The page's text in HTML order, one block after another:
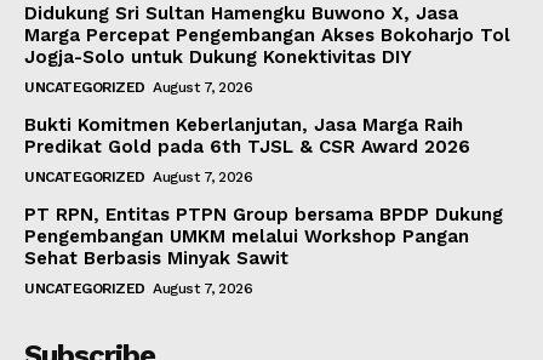
Didukung Sri Sultan Hamengku Buwono X, Jasa
Marga Percepat Pengembangan Akses Bokoharjo Tol
Jogja-Solo untuk Dukung Konektivitas DIY
UNCATEGORIZED August 7, 2026
Bukti Komitmen Keberlanjutan, Jasa Marga Raih
Predikat Gold pada 6th TJSL & CSR Award 2026
UNCATEGORIZED August 7, 2026
PT RPN, Entitas PTPN Group bersama BPDP Dukung
Pengembangan UMKM melalui Workshop Pangan
Sehat Berbasis Minyak Sawit
UNCATEGORIZED August 7, 2026